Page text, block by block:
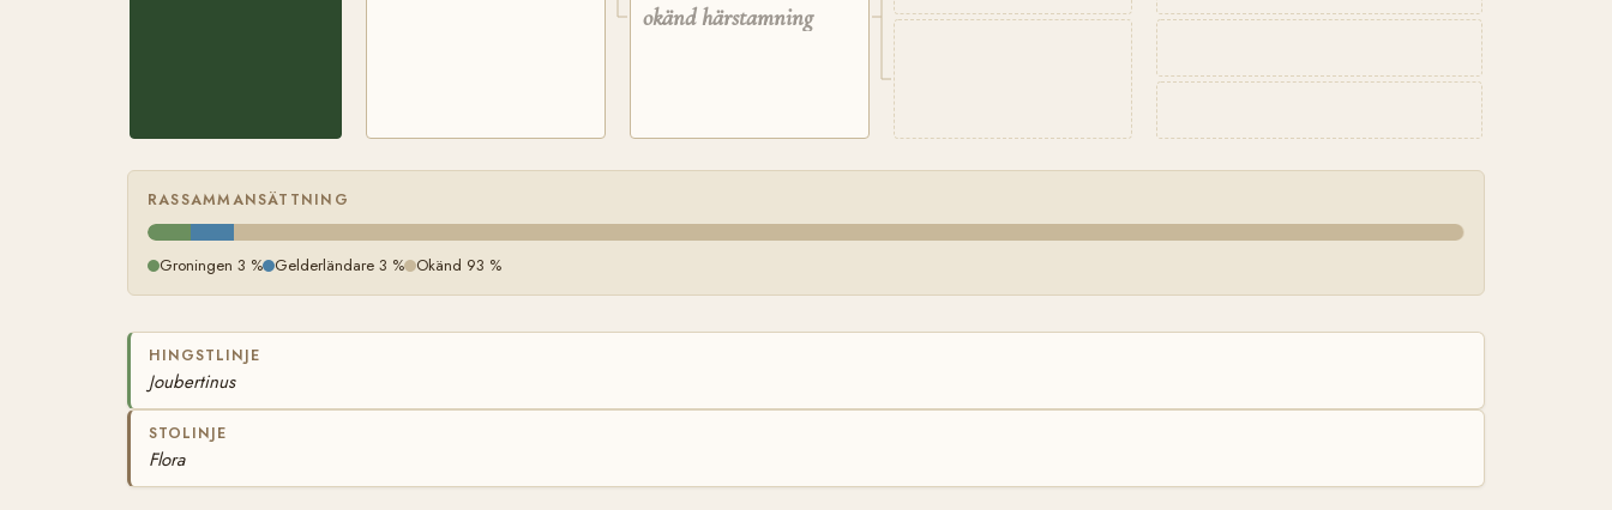
okänd härstamning
RASSAMMANSÄTTNING
Groningen 3 % Gelderländare 3 % Okänd 93 %
HINGSTLINJE
Joubertinus
STOLINJE
Flora